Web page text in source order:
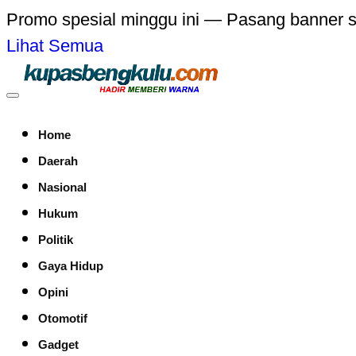
Promo spesial minggu ini — Pasang banner
Lihat Semua
Home
Daerah
Nasional
Hukum
Politik
Gaya Hidup
Opini
Otomotif
Gadget